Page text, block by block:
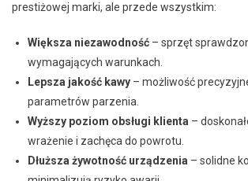
prestiżowej marki, ale przede wszystkim:
Większa niezawodność – sprzęt
wymagających warunkach.
Lepsza jakość kawy – możliwość
parametrów parzenia.
Wyższy poziom obsługi klienta –
wrażenie i zachęca do powrotu.
Dłuższa żywotność urządzenia – solidne